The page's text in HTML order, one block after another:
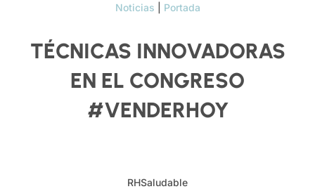
Noticias Portada
TÉCNICAS INNOVADORAS
EN EL CONGRESO
#VENDERHOY
RHSaludable